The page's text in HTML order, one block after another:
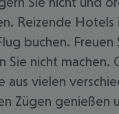
Reizende
buchen. Freuen
nicht machen.
aus vielen
Zügen genießen